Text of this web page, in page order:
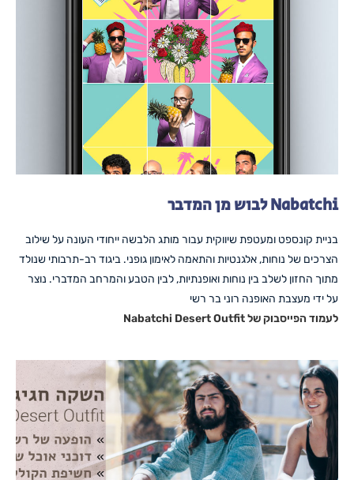
Nabatchi לבוש מן המדבר
בניית קונספט ומעטפת שיווקית עבור מותג הלבשה ייחודי העונה על שילוב
הצרכים של נוחות, אלגנטיות והתאמה לאימון גופני. ביגוד רב-תרבותי שנולד
מתוך החזון לשלב בין נוחות ואופנתיות, לבין הטבע והמרחב המדברי. נוצר
על ידי מעצבת האופנה רוני בר רשי
לעמוד הפייסבוק של Nabatchi Desert Outfit